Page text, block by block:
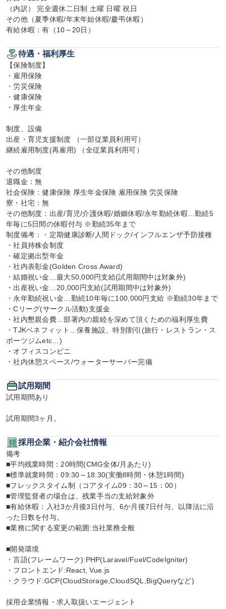
（内訳） 完全週休二日制 土曜 日曜 祝日
その他（夏季休暇/年末年始休暇/慶弔休暇）
有給休暇：有（10～20日）
待遇・福利厚生
【保険制度】
・雇用保険
・労災保険
・健康保険
・厚生年金
制度、設備
出産・育児支援制度 （一部従業員利用可）
継続雇用制度(再雇用) （全従業員利用可）
その他制度
退職金：無
社会保険：健康保険 厚生年金保険 雇用保険 労災保険
寮・社宅：無
その他制度：出産/育児/介護休暇/婚姻休暇/永年勤続休暇…勤続5
年毎に5日間の休暇付与 ※勤続35年まで
制度備考：・定期健康診断/人間ドック/インフルエンザ予防接種
・社員持株会制度
・確定拠出型年金
・社内表彰金(Golden Cross Award)
・結婚祝い金…最大50,000円支給(試用期間中は対象外)
・出産祝い金…20,000円支給(試用期間中は対象外)
・永年勤続祝い金…勤続10年毎に100,000円支給 ※勤続30年まで
・Cリーグ(サークル活動)支援金
・社内懇親会費…部署内の親睦を深めて頂くための福利厚生費
・TJKベネフィット…保養施設、特別割引(旅行・レストラン・ス
ポーツジムetc…)
・オフィスコンビニ
・社内休憩スペース/ウォーターサーバー完備
試用期間
試用期間あり
試用期間3ヶ月。
採用企業・紹介会社情報
備考
■平均残業時間：20時間(CMG全体/月あたり)
■標準就業時間：09:30～18:30(実働8時間・休憩1時間)
■フレックスタイム制（コアタイム09：30～15：00）
■管理監督者の場合は、残業手当の支給対象外
■有給休暇：入社3か月後3日付与、6か月後7日付与、以降法に沿
った日数を付与。
■業務に関する変更の範囲:当社業務全般
■開発環境
・言語(フレームワーク):PHP(Laravel/Fuel/CodeIgniter)
・フロントエンド:React, Vue.js
・クラウド:GCP(CloudStorage,CloudSQL,BigQueryなど)
採用企業情報・求人取扱いエージェント